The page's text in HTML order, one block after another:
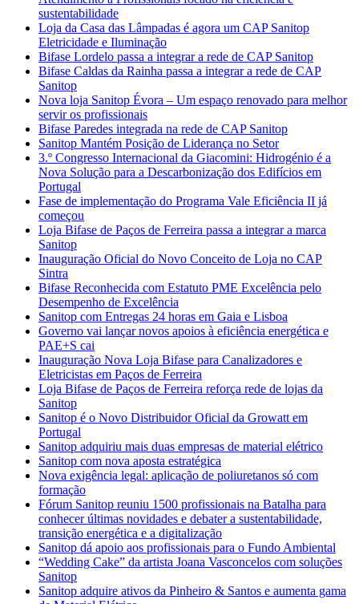
sustentabilidade
Loja da Casa das Lâmpadas é agora um CAP Sanitop
Eletricidade e Iluminação
Bifase Lordelo passa a integrar a rede de CAP Sanitop
Bifase Caldas da Rainha passa a integrar a rede de CAP
Sanitop
Nova loja Sanitop Évora – Um espaço renovado para melhor
servir os profissionais
Bifase Paredes integrada na rede de CAP Sanitop
Sanitop Mantém Posição de Liderança no Setor
3.º Congresso Internacional da Giacomini: Hidrogénio é a
Nova Solução para a Descarbonização dos Edifícios em
Portugal
Fase de implementação do Programa Vale Eficiência II já
começou
Loja Bifase de Paços de Ferreira passa a integrar a marca
Sanitop
Inauguração Oficial do Novo Conceito de Loja no CAP
Sintra
Bifase Reconhecida com Estatuto PME Excelência pelo
Desempenho de Excelência
Sanitop com Entregas 24 horas em Gaia e Lisboa
Governo vai lançar novos apoios à eficiência energética e
PAE+S cai
Inauguração Nova Loja Bifase para Canalizadores e
Eletricistas em Paços de Ferreira
Loja Bifase de Paços de Ferreira reforça rede de lojas da
Sanitop
Sanitop é o Novo Distribuidor Oficial da Growatt em
Portugal
Sanitop adquiriu mais duas empresas de material elétrico
Sanitop com nova aposta estratégica
Nova exigência legal: aplicação de poliuretanos só com
formação
Fórum Sanitop reuniu 1500 profissionais na Batalha para
conhecer últimas novidades e debater a sustentabilidade,
transição energética e a digitalização
Sanitop dá apoio aos profissionais para o Fundo Ambiental
“Wedding Cake” da artista Joana Vasconcelos com soluções
Sanitop
Sanitop adquire ativos da Pinheiro & Santos e aumenta gama